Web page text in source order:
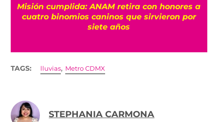
cumplida: ANAM retira con honores a
cuatro binomios caninos que sirvieron por
siete años
TAGS: lluvias, Metro CDMX
STEPHANIA CARMONA